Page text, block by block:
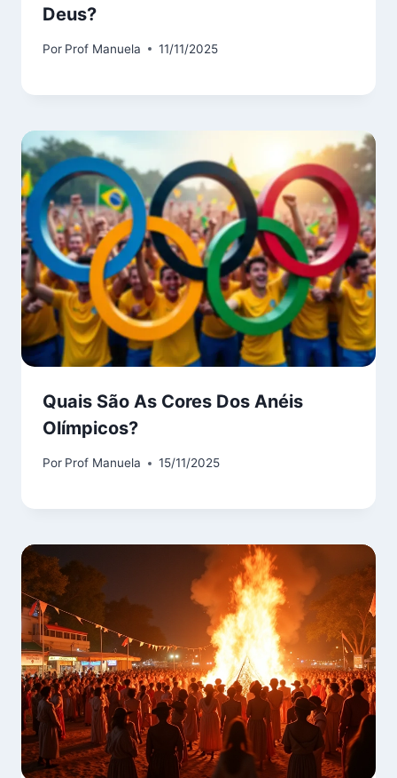
Deus?
Por Prof Manuela 11/11/2025
Quais São As Cores Dos Anéis
Olímpicos?
Por Prof Manuela 15/11/2025